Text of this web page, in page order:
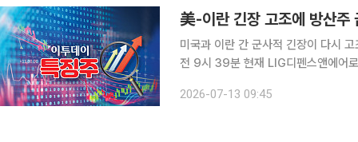
美-이란 긴장 고조에 방산
미국과 이란 간 군사적 긴장이 다시 고조
전 9시 39분 현재 LIG디펜스앤에어
다. 주말 사이 미국과 이란은 호르무
2026-07-13 09:45